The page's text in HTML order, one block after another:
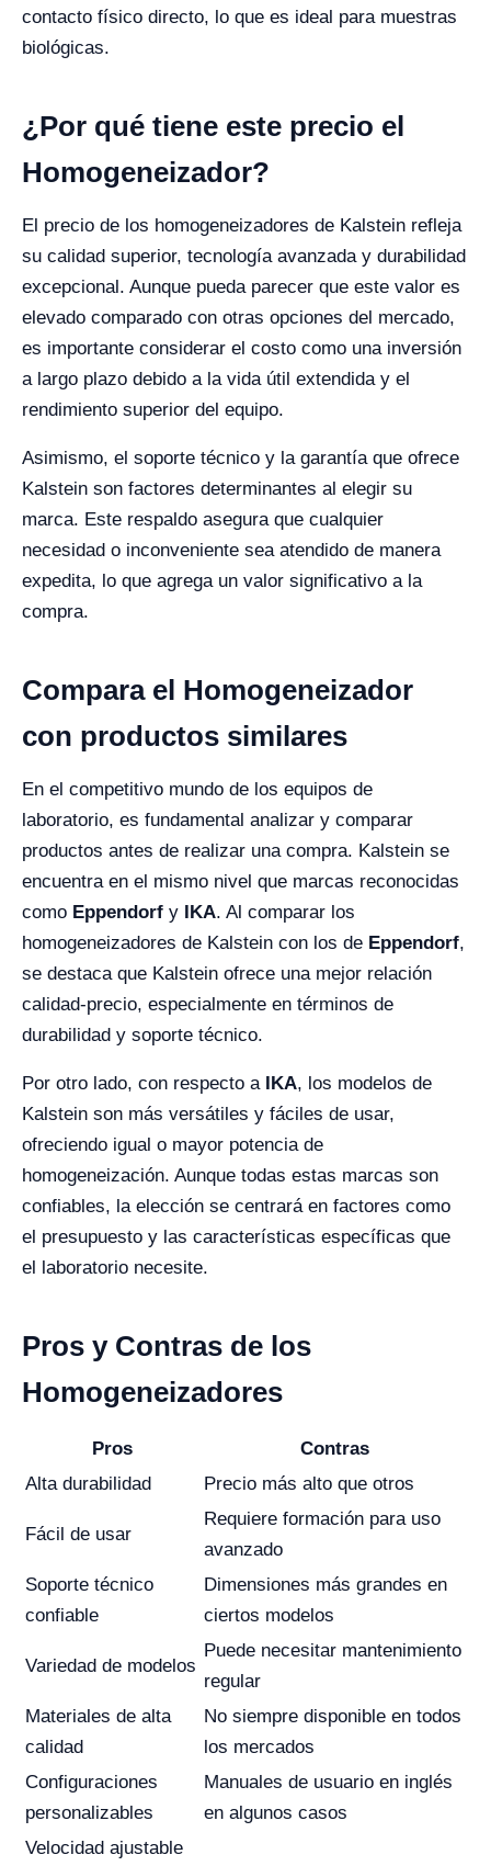
contacto físico directo, lo que es ideal para muestras
biológicas.
¿Por qué tiene este precio el
Homogeneizador?
El precio de los homogeneizadores de Kalstein refleja
su calidad superior, tecnología avanzada y durabilidad
excepcional. Aunque pueda parecer que este valor es
elevado comparado con otras opciones del mercado,
es importante considerar el costo como una inversión
a largo plazo debido a la vida útil extendida y el
rendimiento superior del equipo.
Asimismo, el soporte técnico y la garantía que ofrece
Kalstein son factores determinantes al elegir su
marca. Este respaldo asegura que cualquier
necesidad o inconveniente sea atendido de manera
expedita, lo que agrega un valor significativo a la
compra.
Compara el Homogeneizador
con productos similares
En el competitivo mundo de los equipos de
laboratorio, es fundamental analizar y comparar
productos antes de realizar una compra. Kalstein se
encuentra en el mismo nivel que marcas reconocidas
como Eppendorf y IKA. Al comparar los
homogeneizadores de Kalstein con los de Eppendorf,
se destaca que Kalstein ofrece una mejor relación
calidad-precio, especialmente en términos de
durabilidad y soporte técnico.
Por otro lado, con respecto a IKA, los modelos de
Kalstein son más versátiles y fáciles de usar,
ofreciendo igual o mayor potencia de
homogeneización. Aunque todas estas marcas son
confiables, la elección se centrará en factores como
el presupuesto y las características específicas que
el laboratorio necesite.
Pros y Contras de los
Homogeneizadores
Pros
Contras
Alta durabilidad
Precio más alto que otros
Fácil de usar
Requiere formación para uso
avanzado
Soporte técnico
confiable
Dimensiones más grandes en
ciertos modelos
Variedad de modelos
Puede necesitar mantenimiento
regular
Materiales de alta
calidad
No siempre disponible en todos
los mercados
Configuraciones
personalizables
Manuales de usuario en inglés
en algunos casos
Velocidad ajustable